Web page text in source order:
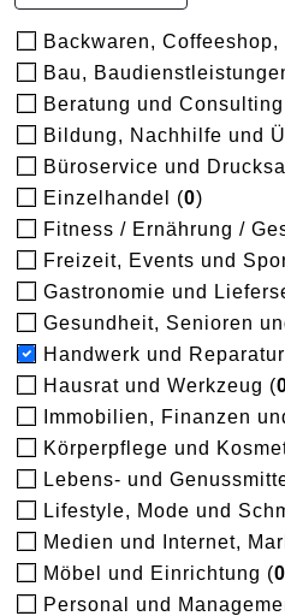
Backwaren, Coffeeshop,
Bau,
Beratung und
Bildung, Nachhilfe und
Büroservice und
Einzelhandel (0)
Fitness / Ernährung /
Freizeit, Events und
Gastronomie und
Gesundheit, Senioren
Handwerk und
Hausrat und Werkzeug (
Immobilien, Finanzen
Körperpflege und
Lebens- und
Lifestyle, Mode und
Medien und Internet,
Möbel und Einrichtung (0
Personal und